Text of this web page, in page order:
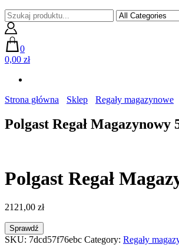
0
0,00 zł
Strona główna Sklep Regały magazynowe
Polgast Regał Magazynowy
Polgast Regał
2121,00 zł
Sprawdź
SKU: 7dcd57f76ebc Category: Regały